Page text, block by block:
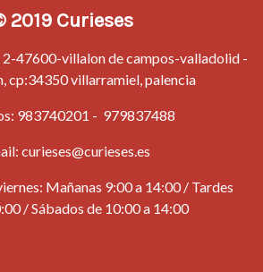
2019 Curieses
47600-villalon de campos-valladolid -
cp:34350 villarramiel, palencia
983740201 - 979837488
curieses@curieses.es
Mañanas 9:00 a 14:00 / Tardes
/ Sábados de 10:00 a 14:00